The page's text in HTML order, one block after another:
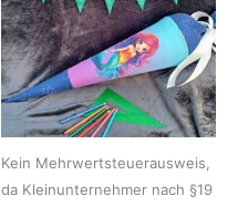
Kein Mehrwertsteuerausweis,
da Kleinunternehmer nach §19